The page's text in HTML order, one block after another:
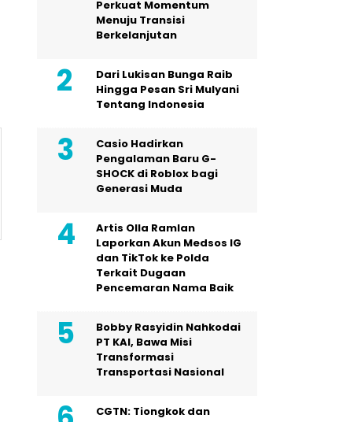
Perkuat Momentum
Menuju Transisi
Berkelanjutan
Dari Lukisan Bunga Raib
Hingga Pesan Sri Mulyani
Tentang Indonesia
Casio Hadirkan
Pengalaman Baru G-
SHOCK di Roblox bagi
Generasi Muda
Artis Olla Ramlan
Laporkan Akun Medsos IG
dan TikTok ke Polda
Terkait Dugaan
Pencemaran Nama Baik
Bobby Rasyidin Nahkodai
PT KAI, Bawa Misi
Transformasi
Transportasi Nasional
CGTN: Tiongkok dan